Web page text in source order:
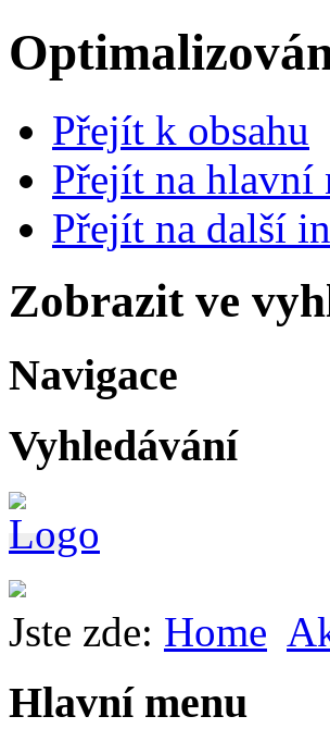
Přejít k obsahu
Přejít na hlavní
Přejít na další
Zobrazit ve
Navigace
Vyhledávání
Jste zde: Home
Hlavní menu